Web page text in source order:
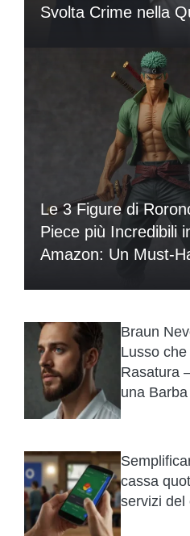
Svolta Crime nella
Le 3 Figure di
Piece più Incredibili
Amazon: Un Must-
Braun
Lusso
Rasatura
una
cassa
servizi del